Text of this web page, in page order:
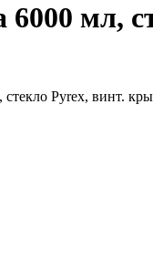
6000 мл,